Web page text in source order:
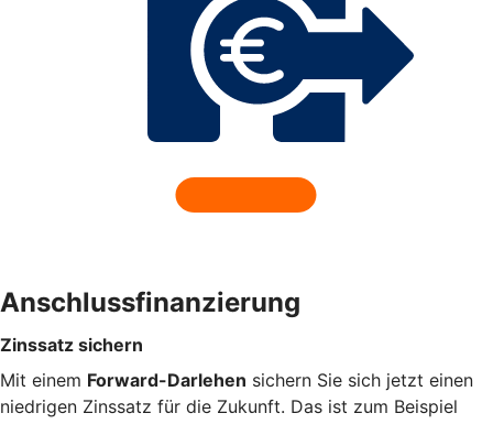
Anschlussfinanzierung
Zinssatz sichern
Mit einem Forward-Darlehen sichern Sie sich jetzt einen
niedrigen Zinssatz für die Zukunft. Das ist zum Beispiel